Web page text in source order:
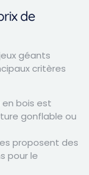
de
géants
critères
en bois est
gonflable ou
proposent des
pour le